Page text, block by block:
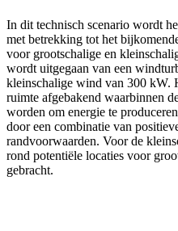
In dit technisch scenario wordt
met betrekking tot het
voor grootschalige en
wordt uitgegaan van een
kleinschalige wind van 300 kW.
ruimte afgebakend waarbinnen
worden om energie te
door een combinatie van
randvoorwaarden. Voor de
rond potentiële locaties voor
gebracht.